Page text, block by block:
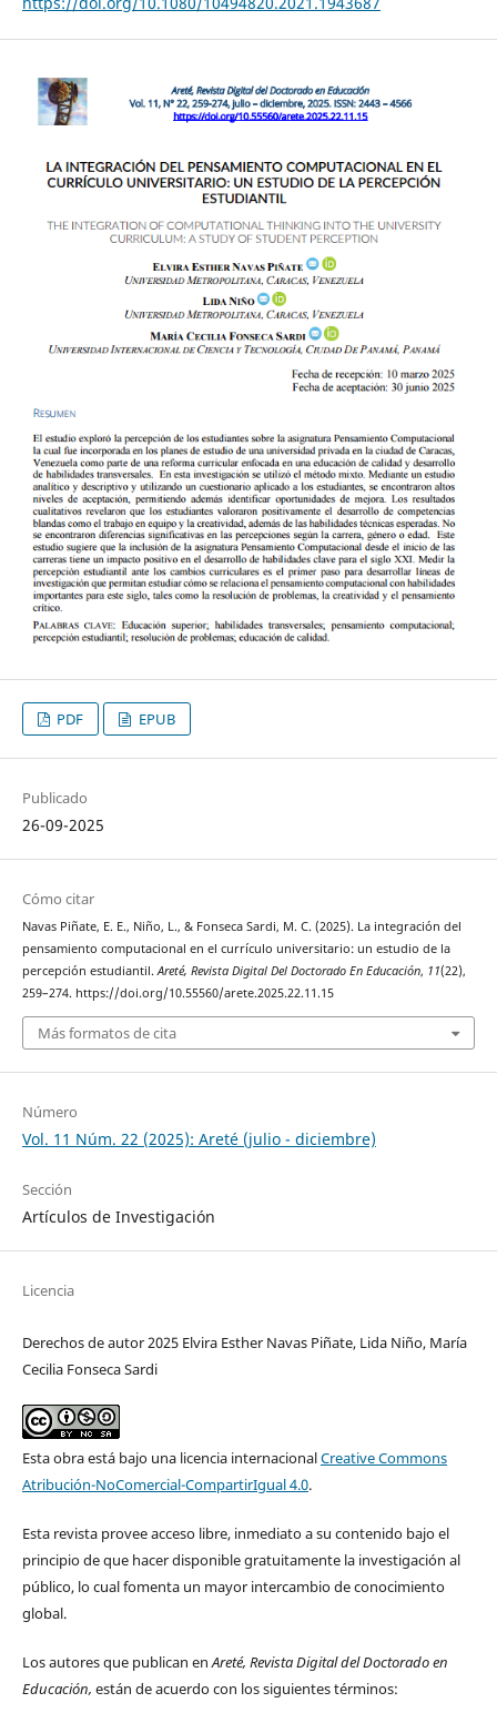
PDF EPUB
Publicado
26-09-2025
Cómo citar
Navas Piñate, E. E., Niño, L., & Fonseca Sardi, M. C. (2025). La integración del
pensamiento computacional en el currículo universitario: un estudio de la
percepción estudiantil.Areté, Revista Digital Del Doctorado En Educación, 11(22),
259–274. https://doi.org/10.55560/arete.2025.22.11.15
Más formatos de cita
Número
Vol. 11 Núm. 22 (2025): Areté (julio - diciembre)
Sección
Artículos de Investigación
Licencia
Derechos de autor 2025 Elvira Esther Navas Piñate, Lida Niño, María
Cecilia Fonseca Sardi
Esta obra está bajo una licencia internacionalCreative Commons
Atribución-NoComercial-CompartirIgual 4.0.
Esta revista provee acceso libre, inmediato a su contenido bajo el
principio de que hacer disponible gratuitamente la investigación al
público, lo cual fomenta un mayor intercambio de conocimiento
global.
Los autores que publican enAreté, Revista Digital del Doctorado en
Educación, están de acuerdo con los siguientes términos: